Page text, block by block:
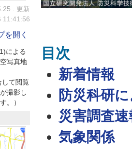
: 更新
11:41:56
を開く
による
写真地
して閲覧
撮影し
。）
目次
新着情報
防災科研
災害調査
気象関係